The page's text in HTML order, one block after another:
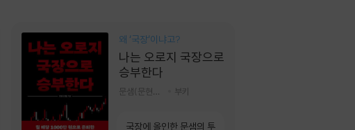
왜 ‘국장‘이냐고?
나는 오로지 국장으로
승부한다
부키
국장에 올인한 문샘의 투